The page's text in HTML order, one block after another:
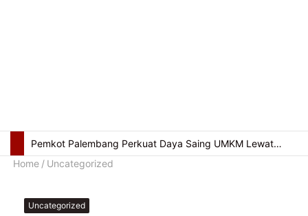
Pemkot Palembang Perkuat Daya Saing UMKM Lewat Seminar Transformasi Digital
Home / Uncategorized
Uncategorized